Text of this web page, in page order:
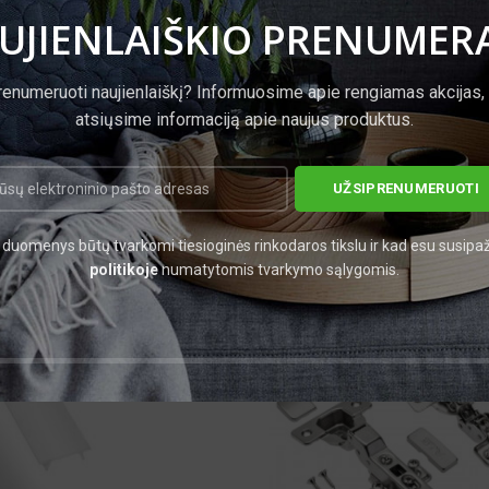
naujienlaiškį? Informuosime apie rengiamas
atsiųsime informaciją apie naujus produktus.
būtų tvarkomi tiesioginės rinkodaros tikslu ir kad esu
politikojenumatytomis tvarkymo sąlygomis.